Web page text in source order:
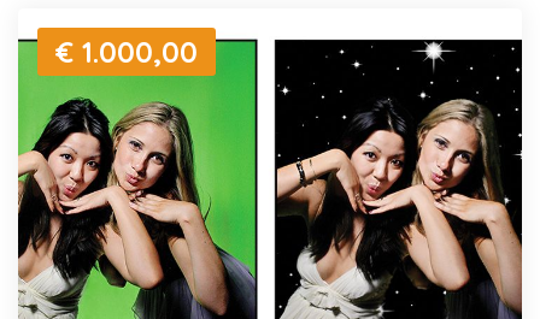
€ 1.000,00